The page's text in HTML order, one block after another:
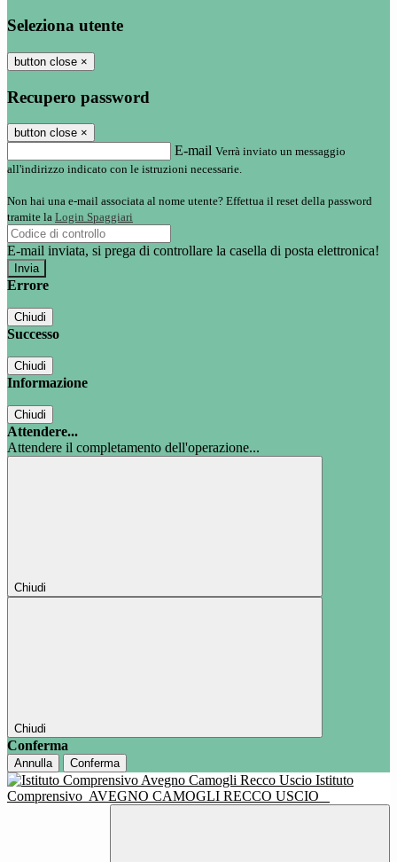
Seleziona utente
button close ×
Recupero password
button close ×
E-mail Verrà inviato un messaggio
all'indirizzo indicato con le istruzioni necessarie.
Non hai una e-mail associata al nome utente? Effettua il reset della password
tramite la Login Spaggiari
E-mail inviata, si prega di controllare la casella di posta elettronica!
Errore
Chiudi
Successo
Chiudi
Informazione
Chiudi
Attendere...
Attendere il completamento dell'operazione...
Chiudi
Chiudi
Conferma
Annulla Conferma
Istituto
Comprensivo AVEGNO CAMOGLI RECCO USCIO